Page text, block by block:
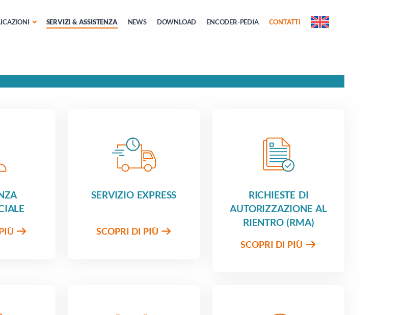
SERVIZI & ASSISTENZA NEWS DOWNLOAD ENCODER-PEDIA CONTATTI
SERVIZIO EXPRESS
SCOPRI DI PIÙ
RICHIESTE DI
AUTORIZZAZIONE AL
RIENTRO (RMA)
SCOPRI DI PIÙ